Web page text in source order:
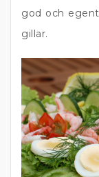
god och
gillar.